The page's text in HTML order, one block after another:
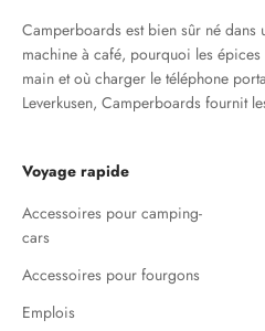
Camperboards est bien sûr né dans
machine à café, pourquoi les
main et où charger le téléphone
Leverkusen, Camperboards fournit
Voyage rapide
Accessoires pour camping-
cars
Accessoires pour fourgons
Emplois